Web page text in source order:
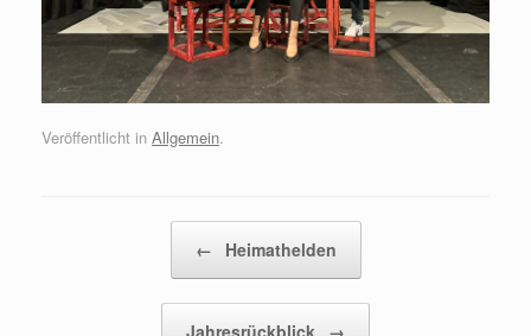
Veröffentlicht in Allgemein.
← Heimathelden
Jahresrückblick →